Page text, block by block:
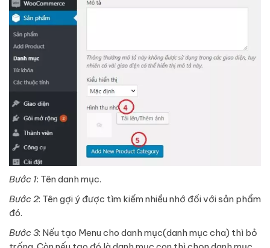
Bước 1: Tên danh mục.
Bước 2: Tên gợi ý được tìm kiếm nhiều nhớ đối với sản phẩm
đó.
Bước 3: Nếu tạo Menu cho danh mục(danh mục cha) thì bỏ